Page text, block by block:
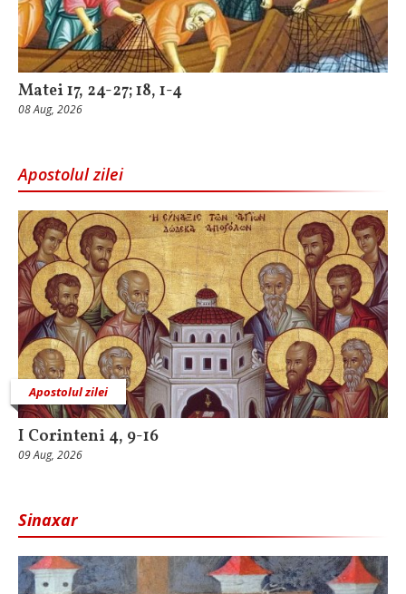
Matei 17, 24-27; 18, 1-4
08 Aug, 2026
Apostolul zilei
Apostolul zilei
I Corinteni 4, 9-16
09 Aug, 2026
Sinaxar